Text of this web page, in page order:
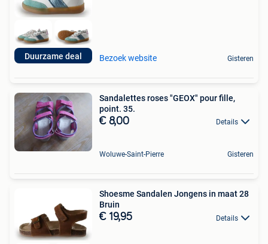
Duurzame deal Bezoek website Gisteren
Sandalettes roses "GEOX" pour fille,
point. 35.
€ 8,00 Details
Woluwe-Saint-Pierre Gisteren
Shoesme Sandalen Jongens in maat 28
Bruin
€ 19,95 Details